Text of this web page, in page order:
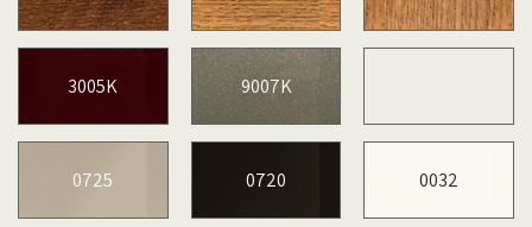
9007K
3005K
0032
0720
0725